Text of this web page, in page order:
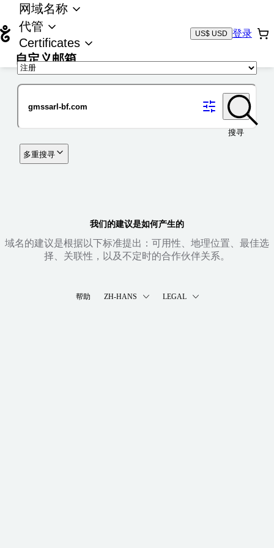
网域名称
代管
Certificates
自定义邮箱
US$ USD 登录
搜寻
多重搜寻
我们的建议是如何产生的
域名的建议是根据以下标准提出：可用性、地理位置、最佳选
择、关联性，以及不定时的合作伙伴关系。
帮助 ZH-HANS LEGAL